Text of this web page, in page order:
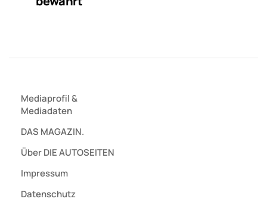
Mediaprofil&
Mediadaten
DAS MAGAZIN.
Über DIE AUTOSEITEN
Impressum
Datenschutz